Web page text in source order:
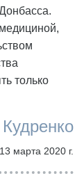
только
13 марта 2020 г.